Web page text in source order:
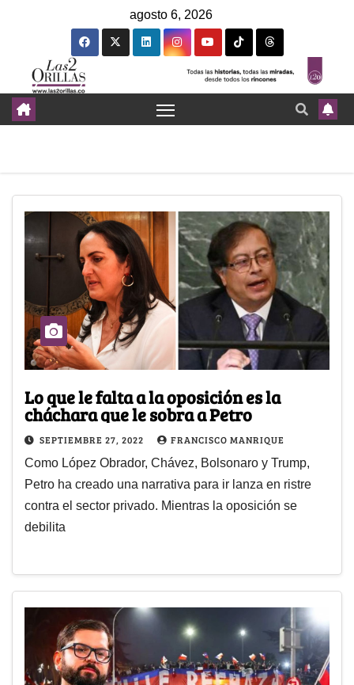
agosto 6, 2026
Lo que le falta a la oposición es la
cháchara que le sobra a Petro
SEPTIEMBRE 27, 2022 FRANCISCO MANRIQUE
Como López Obrador, Chávez, Bolsonaro y Trump,
Petro ha creado una narrativa para ir lanza en ristre
contra el sector privado. Mientras la oposición se
debilita